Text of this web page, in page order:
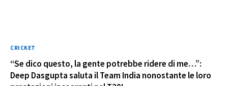
CRICKET
“Se dico questo, la gente potrebbe ridere di me…”:
Deep Dasgupta saluta il Team India nonostante le loro